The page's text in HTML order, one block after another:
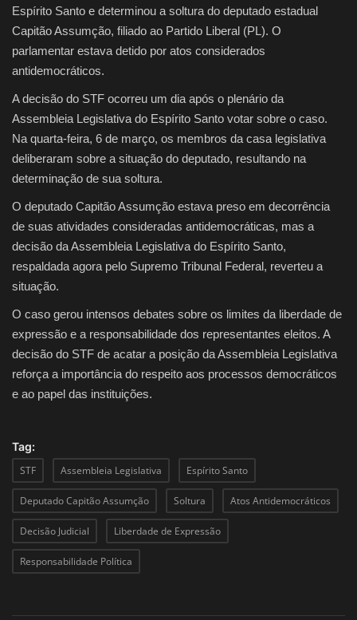
Espírito Santo e determinou a soltura do deputado estadual
Capitão Assumção, filiado ao Partido Liberal (PL). O
parlamentar estava detido por atos considerados
antidemocráticos.
A decisão do STF ocorreu um dia após o plenário da
Assembleia Legislativa do Espírito Santo votar sobre o caso.
Na quarta-feira, 6 de março, os membros da casa legislativa
deliberaram sobre a situação do deputado, resultando na
determinação de sua soltura.
O deputado Capitão Assumção estava preso em decorrência
de suas atividades consideradas antidemocráticas, mas a
decisão da Assembleia Legislativa do Espírito Santo,
respaldada agora pelo Supremo Tribunal Federal, reverteu a
situação.
O caso gerou intensos debates sobre os limites da liberdade de
expressão e a responsabilidade dos representantes eleitos. A
decisão do STF de acatar a posição da Assembleia Legislativa
reforça a importância do respeito aos processos democráticos
e ao papel das instituições.
Tag:
STF
Assembleia Legislativa Espírito Santo
Deputado Capitão Assumção Soltura Atos Antidemocráticos
Decisão Judicial Liberdade de Expressão
Responsabilidade Política